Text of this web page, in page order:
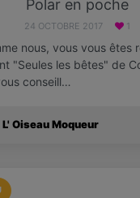
Polar en poche
24 OCTOBRE 2017 1
nous, vous vous êtes
"Seules les bêtes" de
conseill…
L' Oiseau Moqueur